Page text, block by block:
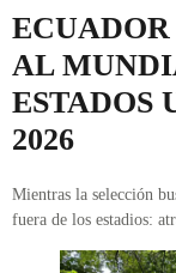
AL
ESTADOS
2026
Mientras la selección
fuera de los estadios: